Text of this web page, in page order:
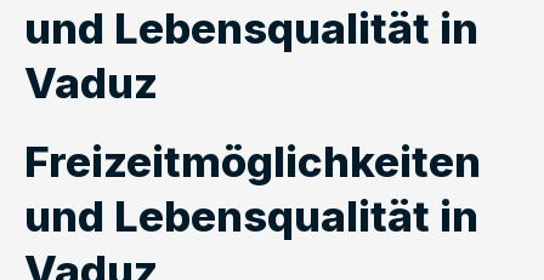
und Lebensqualität in
Vaduz
Freizeitmöglichkeiten
und Lebensqualität in